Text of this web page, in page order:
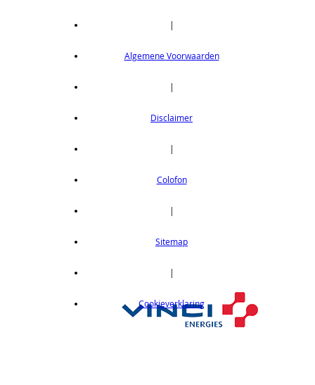
|
Algemene Voorwaarden
|
Disclaimer
|
Colofon
|
Sitemap
|
Cookieverklaring